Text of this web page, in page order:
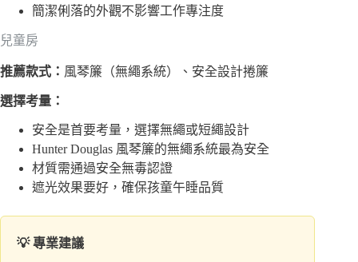
簡潔俐落的外觀不影響工作專注度
兒童房
推薦款式： 風琴簾（無繩系統）、安全設計捲簾
選擇考量：
安全是首要考量，選擇無繩或短繩設計
Hunter Douglas 風琴簾的無繩系統最為安全
材質需通過安全無毒認證
遮光效果要好，確保孩童午睡品質
💡 專業建議